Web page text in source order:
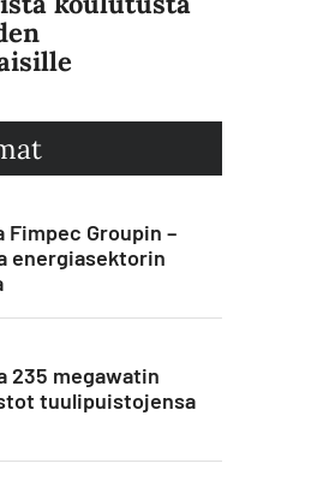
Fimpec Groupin –
energiasektorin
235 megawatin
tuulipuistojensa